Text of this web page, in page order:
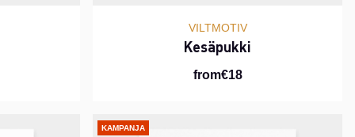
VILTMOTIV
Kesäpukki
from€18
KAMPANJA